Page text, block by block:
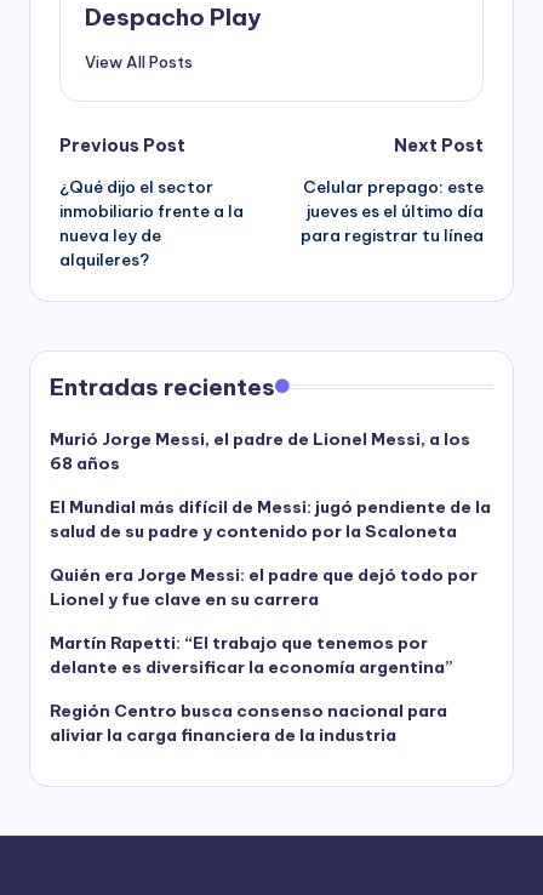
Despacho Play
View All Posts
Post
navigation
Previous Post
¿Qué dijo el sector
inmobiliario frente a la
nueva ley de
alquileres?
Next Post
Celular prepago: este
jueves es el último día
para registrar tu línea
Entradas recientes
Murió Jorge Messi, el padre de Lionel Messi, a los
68 años
El Mundial más difícil de Messi: jugó pendiente de la
salud de su padre y contenido por la Scaloneta
Quién era Jorge Messi: el padre que dejó todo por
Lionel y fue clave en su carrera
Martín Rapetti: “El trabajo que tenemos por
delante es diversificar la economía argentina”
Región Centro busca consenso nacional para
aliviar la carga financiera de la industria